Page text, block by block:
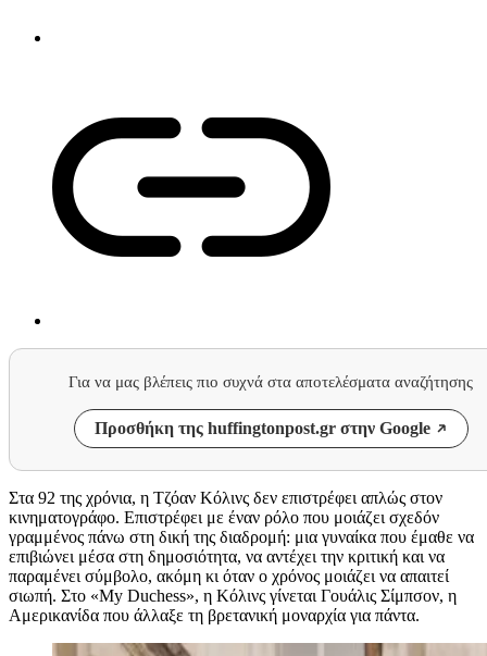
Για να μας βλέπεις πιο συχνά στα αποτελέσματα αναζήτησης
Προσθήκη της huffingtonpost.gr στην Google
Στα 92 της χρόνια, η Τζόαν Κόλινς δεν επιστρέφει απλώς στον
κινηματογράφο. Επιστρέφει με έναν ρόλο που μοιάζει σχεδόν
γραμμένος πάνω στη δική της διαδρομή: μια γυναίκα που έμαθε να
επιβιώνει μέσα στη δημοσιότητα, να αντέχει την κριτική και να
παραμένει σύμβολο, ακόμη κι όταν ο χρόνος μοιάζει να απαιτεί
σιωπή. Στο «My Duchess», η Κόλινς γίνεται Γουάλις Σίμπσον, η
Αμερικανίδα που άλλαξε τη βρετανική μοναρχία για πάντα.